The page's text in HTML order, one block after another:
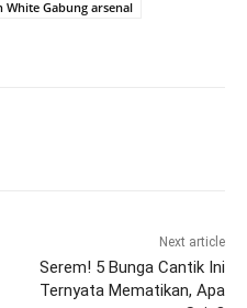
White Gabung arsenal
Next article
Serem! 5 Bunga Cantik Ini
Ternyata Mematikan, Apa